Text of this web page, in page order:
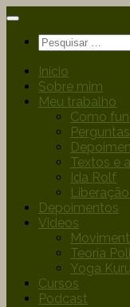
Início
Sobre mim
Meu trabalho
Como
Textos e
Ida Rolf
Depoimentos
Videos
Teoria
Yoga
Cursos
Podcast